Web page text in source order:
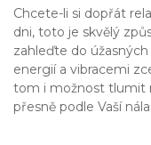
Chcete-li si dopřát
dni, toto je skvělý
zahleďte do
energií a vibracemi
tom i možnost tlumit
přesně podle Vaší